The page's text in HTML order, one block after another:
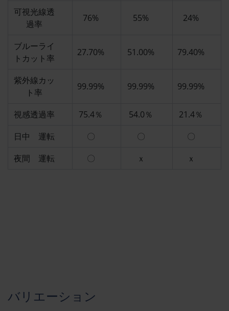
可視光線透
過率
76% 55% 24%
ブルーライ
トカット率
27.70% 51.00% 79.40%
紫外線カッ
ト率
99.99% 99.99% 99.99%
視感透過率 75.4％ 54.0％
21.4％
日中 運転
〇 〇
〇
夜間 運転
〇 ｘ ｘ
バリエーション